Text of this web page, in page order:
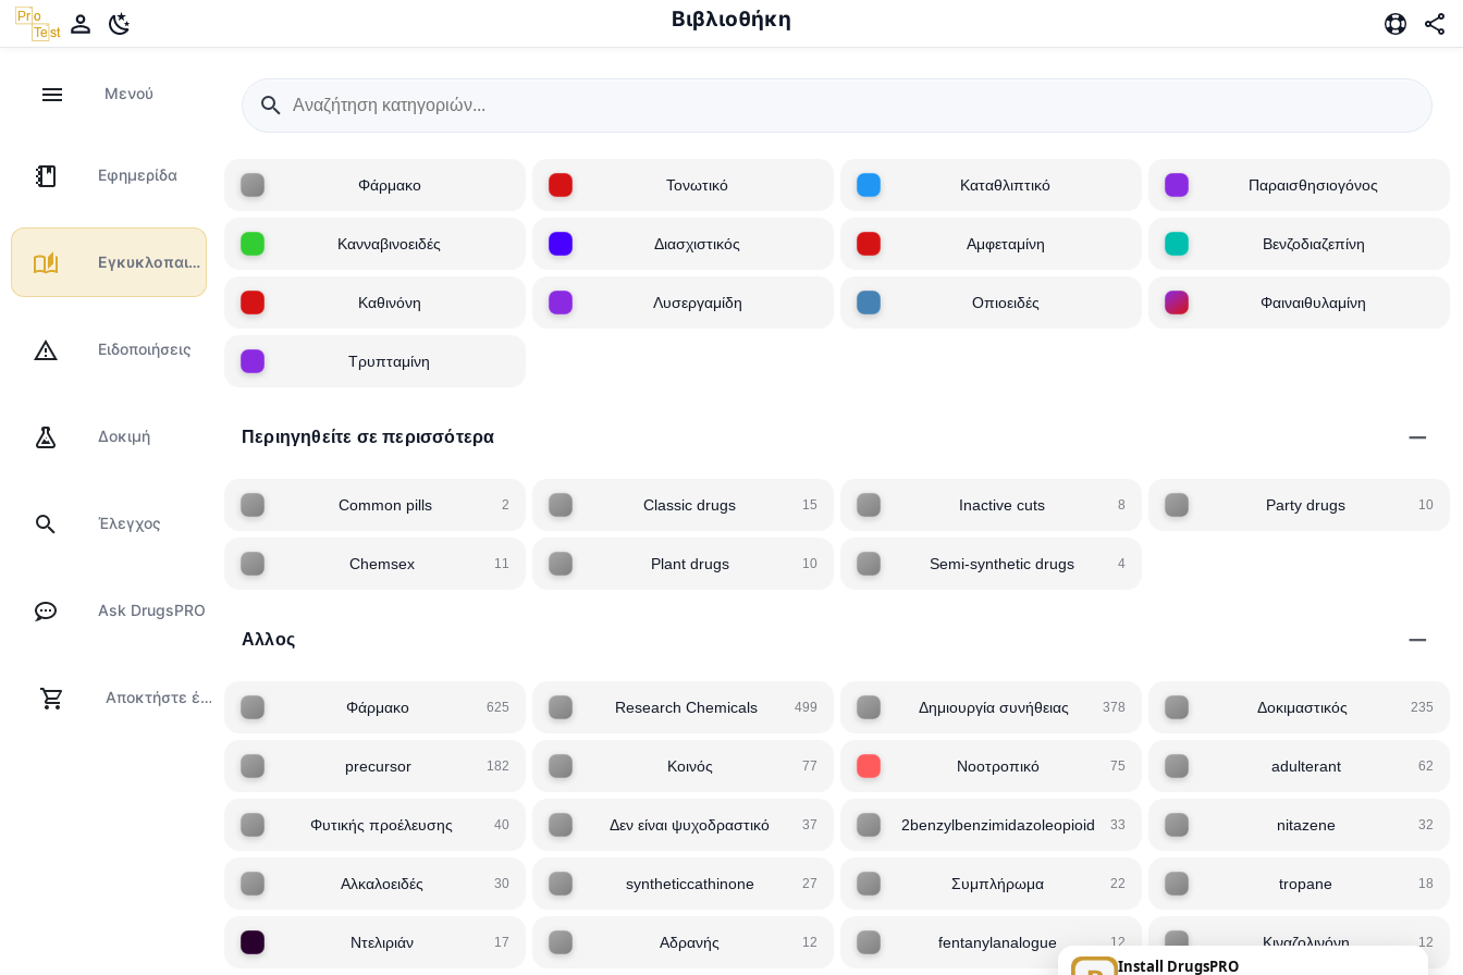
Βιβλιοθήκη
Μενού
Εφημερίδα
Εγκυκλοπαιδεία
Ειδοποιήσεις
Δοκιμή
Έλεγχος
Ask DrugsPRO
Αποκτήστε ένα κιτ δοκιμών
Φάρμακο Τονωτικό Καταθλιπτικό Παραισθησιογόνος
Κανναβινοειδές Διασχιστικός Αμφεταμίνη Βενζοδιαζεπίνη
Καθινόνη Λυσεργαμίδη Οπιοειδές Φαιναιθυλαμίνη
Τρυπταμίνη
Περιηγηθείτε σε περισσότερα −
Common pills 2 Classic drugs 15 Inactive cuts 8 Party drugs 10
Chemsex 11 Plant drugs 10 Semi-synthetic drugs 4
Αλλος −
Φάρμακο 625 Research Chemicals 499 Δημιουργία συνήθειας 378 Δοκιμαστικός 235
precursor 182 Κοινός 77 Νοοτροπικό 75 adulterant 62
Φυτικής προέλευσης 40 Δεν είναι ψυχοδραστικό 37 2benzylbenzimidazoleopioid 33 nitazene 32
Αλκαλοειδές 30 syntheticcathinone 27 Συμπλήρωμα 22 tropane 18
Ντελιριάν 17 Αδρανής 12 fentanylanalogue 12 Κιναζολινόνη 12
Install DrugsPRO